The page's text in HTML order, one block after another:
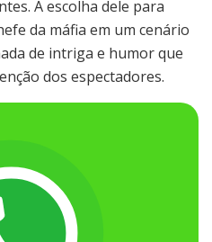
A escolha dele para
da máfia em um cenário
de intriga e humor que
dos espectadores.